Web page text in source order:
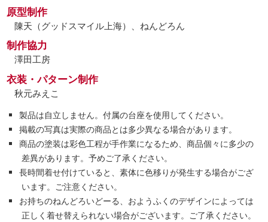
原型制作
陳天（グッドスマイル上海）、ねんどろん
制作協力
澤田工房
衣装・パターン制作
秋元みえこ
製品は自立しません。付属の台座を使用してください。
掲載の写真は実際の商品とは多少異なる場合があります。
商品の塗装は彩色工程が手作業になるため、商品個々に多少の
差異があります。予めご了承ください。
長時間着せ付けていると、素体に色移りが発生する場合がござ
います。ご注意ください。
お持ちのねんどろいどーる、おようふくのデザインによっては
正しく着せ替えられない場合がございます。ご了承ください。